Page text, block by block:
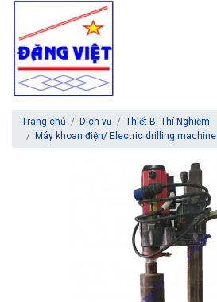
Trang chủ Dịch vụ
Thiết Bị Thí Nghiệm
Máy khoan điện/ Electric drilling machine